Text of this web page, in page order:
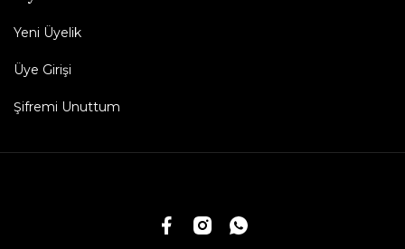
Yeni Üyelik
Üye Girişi
Şifremi Unuttum